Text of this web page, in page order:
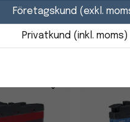
+
611,25
Skickas
-
Företagskund (exkl.
Privatkund (inkl. moms)